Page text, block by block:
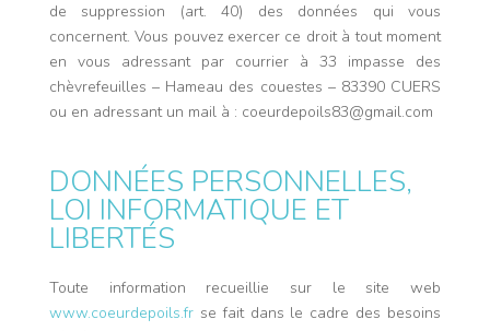
de suppression (art. 40) des données qui vous
concernent. Vous pouvez exercer ce droit à tout moment
en vous adressant par courrier à 33 impasse des
chèvrefeuilles – Hameau des couestes – 83390 CUERS
ou en adressant un mail à : coeurdepoils83@gmail.com
DONNÉES PERSONNELLES,
LOI INFORMATIQUE ET
LIBERTÉS
Toute information recueillie sur le site web
www.coeurdepoils.frse fait dans le cadre des besoins